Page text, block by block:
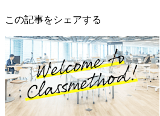
この記事をシェアする